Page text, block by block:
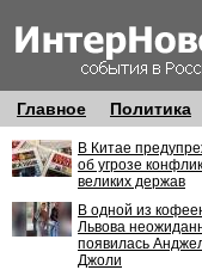
Главное Политика
В Китае
об угрозе
великих держав
В одной из
Львова
появилась
Джоли